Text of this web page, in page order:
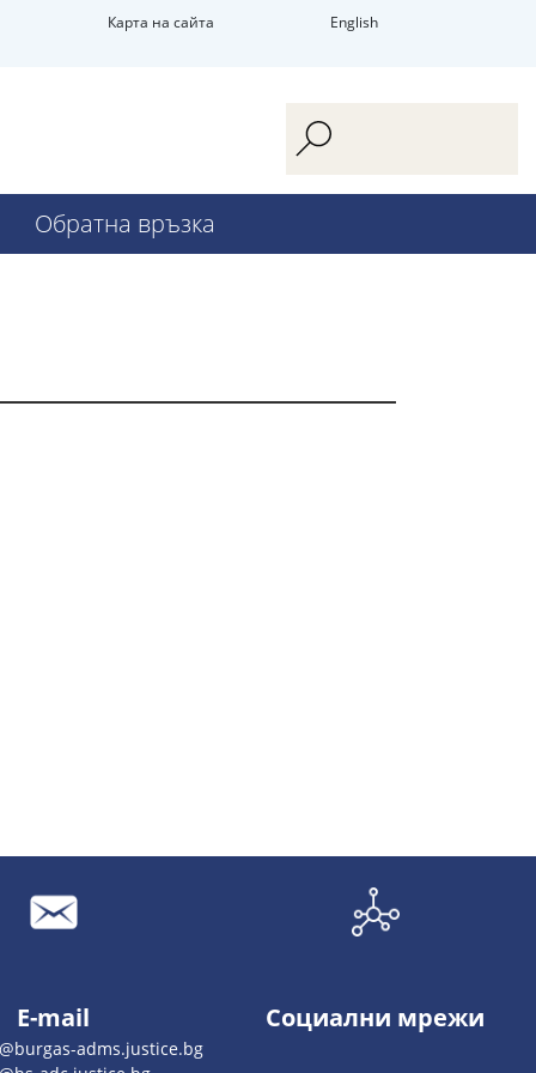
Карта на сайта English
Обратна връзка
E-mail
adms.justice.bg
Социални мрежи